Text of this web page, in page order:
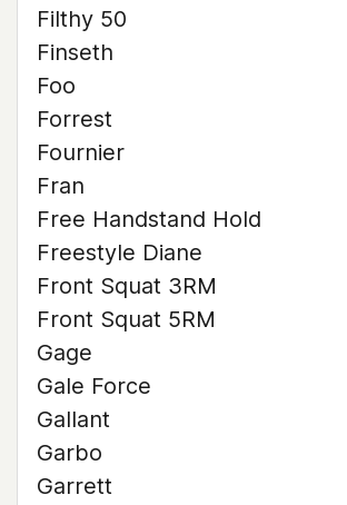
Filthy 50
Finseth
Foo
Forrest
Fournier
Fran
Free Handstand Hold
Freestyle Diane
Front Squat 3RM
Front Squat 5RM
Gage
Gale Force
Gallant
Garbo
Garrett